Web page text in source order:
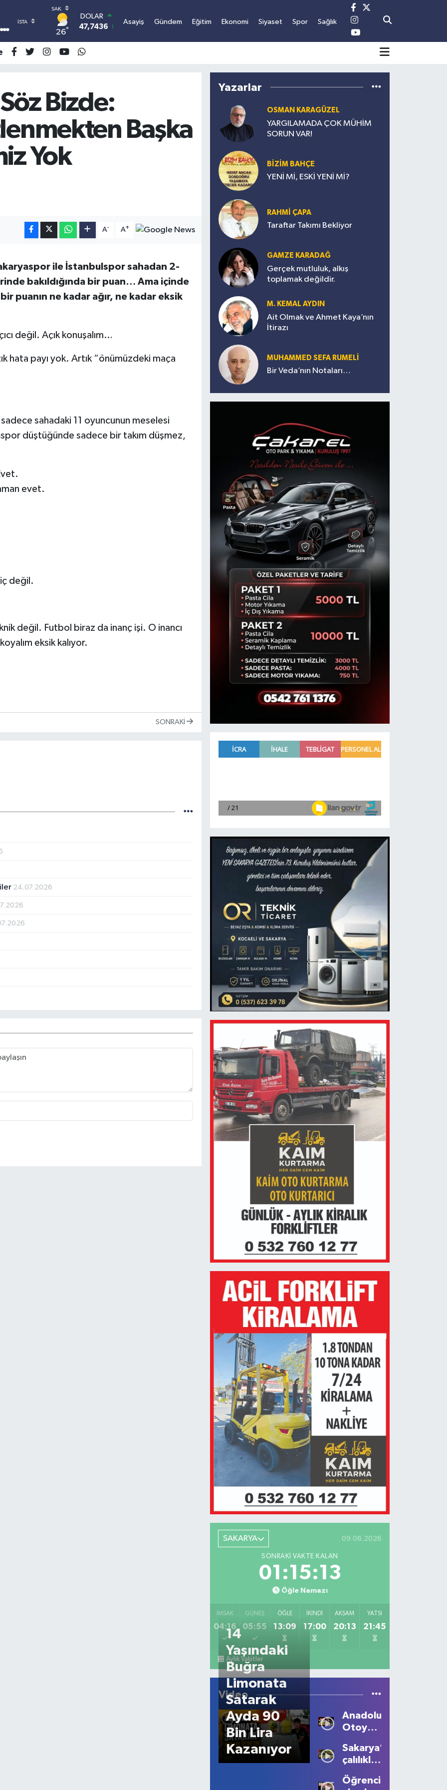
26°
DOLAR
47,7436 0.18
55,2510
BİST100
13.779 -14
BITCOIN
3.095.741,30
-0.15
Asayiş Gündem Eğitim Ekonomi Siyaset Spor Sağlık
Bizde:
Başka
Yok
A- A+
ile İstanbulspor sahadan 2-
bakıldığında bir puan… Ama içinde
puanın ne kadar ağır, ne kadar eksik
değil. Açık konuşalım…
hata payı yok. Artık “önümüzdeki maça
sahadaki 11 oyuncunun meselesi
düştüğünde sadece bir takım düşmez,
evet.
değil.
değil. Futbol biraz da inanç işi. O inancı
eksik kalıyor.
SONRAKI
24.07.2026
Yazarlar
OSMAN KARAGÜZEL
YARGILAMADA ÇOK MÜHİM
SORUN VAR!
BİZİM BAHÇE
YENİ Mİ, ESKİ YENİ Mİ?
RAHMİ ÇAPA
Taraftar Takımı Bekliyor
GAMZE KARADAĞ
Gerçek mutluluk, alkış
toplamak değildir.
M. KEMAL AYDIN
Ait Olmak ve Ahmet Kaya’nın
İtirazı
MUHAMMED SEFA RUMELİ
Bir Veda’nın Notaları…
SAKARYA 09.08.2026
SONRAKI VAKTE KALAN
01:15:13
Öğle Namazı
İMSAK
04:16
GÜNEŞ
05:55
ÖĞLE
13:09
İKINDI
17:00
AKŞAM
20:13
YATSI
21:45
Aylık Vakitler
Video
14
Yaşındaki
Buğra
Limonata
Satarak
Ayda 90
Bin Lira
Kazanıyor
Anadolu
Otoyolu’nda
Kaza:
Motosiklet
Sürücüsü
Hayatını
Sakarya’da
çalılıklara
balıkçıl
Öğrencilerden